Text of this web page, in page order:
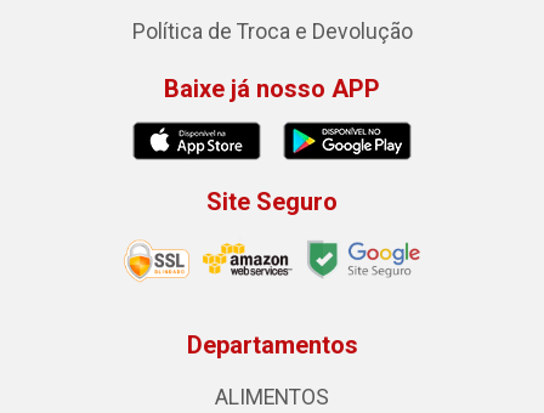
Política de Troca e Devolução
Baixe já nosso APP
Site Seguro
Departamentos
ALIMENTOS